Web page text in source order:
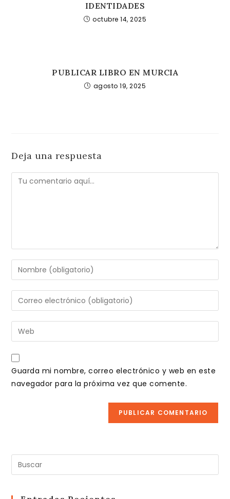
IDENTIDADES
octubre 14, 2025
PUBLICAR LIBRO EN MURCIA
agosto 19, 2025
Deja una respuesta
Comentario
Introduce
tu
nombre
de
usuario
para
comentar
Introduce
tu
dirección
de
electrónico
para
comentar
Introduce
la
URL
de
Guarda mi nombre, correo electrónico y web en este
navegador para la próxima vez que comente.